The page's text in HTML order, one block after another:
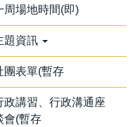
周場地時間(即)
題資訊
團表單(暫存
政講習、行政溝通座
會(暫存